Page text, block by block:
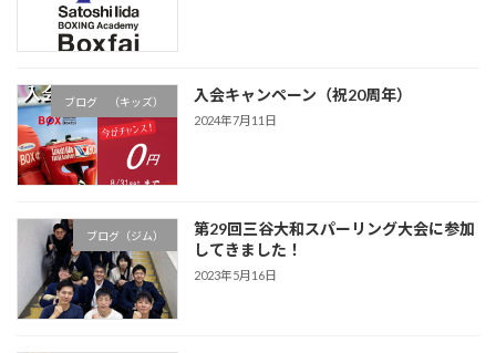
ブログ （キッズ） 入会キャンペーン（祝20周年）
2024年7月11日
ブログ（ジム）
第29回三谷大和スパーリング大会に参加
してきました！
2023年5月16日